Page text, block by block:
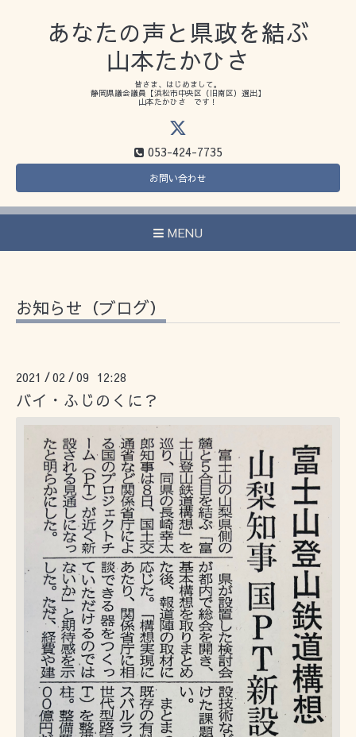
あなたの声と県政を結ぶ
山本たかひさ
皆さま、はじめまして。
静岡県議会議員【浜松市中央区（旧南区）選出】
山本たかひさ です！
053-424-7735
お問い合わせ
MENU
お知らせ（ブログ）
2021 /02 /09 12:28
バイ・ふじのくに？